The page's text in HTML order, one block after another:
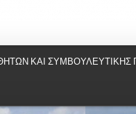
ΚΑΙ ΣΥΜΒΟΥΛΕΥΤΙΚΗΣ